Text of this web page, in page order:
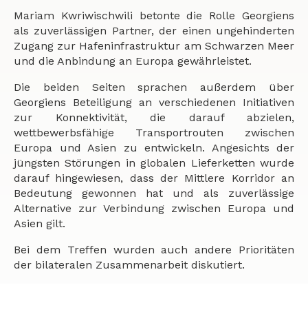
Mariam Kwriwischwili betonte die Rolle Georgiens
als zuverlässigen Partner, der einen ungehinderten
Zugang zur Hafeninfrastruktur am Schwarzen Meer
und die Anbindung an Europa gewährleistet.
Die beiden Seiten sprachen außerdem über
Georgiens Beteiligung an verschiedenen Initiativen
zur Konnektivität, die darauf abzielen,
wettbewerbsfähige Transportrouten zwischen
Europa und Asien zu entwickeln. Angesichts der
jüngsten Störungen in globalen Lieferketten wurde
darauf hingewiesen, dass der Mittlere Korridor an
Bedeutung gewonnen hat und als zuverlässige
Alternative zur Verbindung zwischen Europa und
Asien gilt.
Bei dem Treffen wurden auch andere Prioritäten
der bilateralen Zusammenarbeit diskutiert.